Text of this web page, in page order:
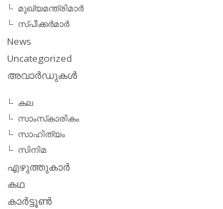
മുഖ്യമന്ത്രിമാര്‍
സ്പീക്കര്‍മാര്‍
News
Uncategorized
അവാര്‍ഡുകള്‍
കല
സാംസ്‌കാരികം
സാഹിത്യം
സിനിമ
എഴുത്തുകാര്‍
കഥ
കാര്‍ട്ടൂണ്‍